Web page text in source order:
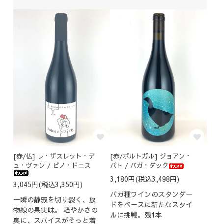
[赤/仏] レ・ザスレット・デ
ュ・ヴァン / ピノ・ドニス
3,045円(税込3,350円)
一瞬の静寂を切り裂く、放
物線の果実味。 軽やかさの
奥に、スパイスがそっと着
[赤/ポルトガル] ジョアン・
パト / バガ・ダック
3,180円(税込3,498円)
バガ種ワインのスタンダー
ドをベースに新たなスタイ
ルに挑戦。残1本